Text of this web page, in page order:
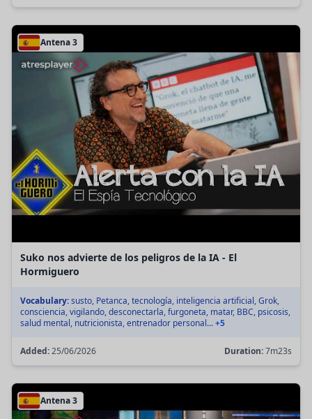
Antena 3
Suko nos advierte de los peligros de la IA - El
Hormiguero
Vocabulary:susto, Petanca, tecnología, inteligencia artificial, Grok,
consciencia, vigilando, desconectarla, furgoneta, matar, BBC, psicosis,
salud mental, nutricionista, entrenador personal...+5
Added:25/06/2026 Duration:7m23s
Antena 3